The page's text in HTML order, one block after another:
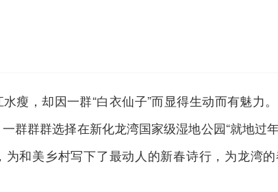
瘦，却因一群“白衣仙子”而显得生动而有魅力
群群群选择在新化龙湾国家级湿地公园“就地过
为和美乡村写下了最动人的新春诗行，为龙湾